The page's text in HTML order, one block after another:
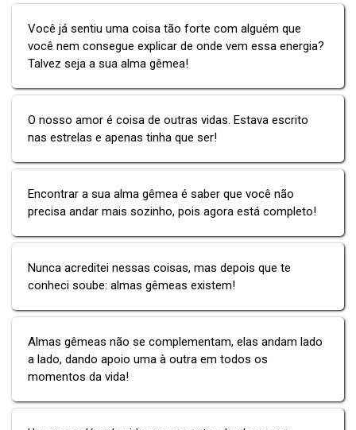
Você já sentiu uma coisa tão forte com alguém que
você nem consegue explicar de onde vem essa energia?
Talvez seja a sua alma gêmea!
O nosso amor é coisa de outras vidas. Estava escrito
nas estrelas e apenas tinha que ser!
Encontrar a sua alma gêmea é saber que você não
precisa andar mais sozinho, pois agora está completo!
Nunca acreditei nessas coisas, mas depois que te
conheci soube: almas gêmeas existem!
Almas gêmeas não se complementam, elas andam lado
a lado, dando apoio uma à outra em todos os
momentos da vida!